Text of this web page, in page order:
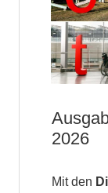
2026
Mit den